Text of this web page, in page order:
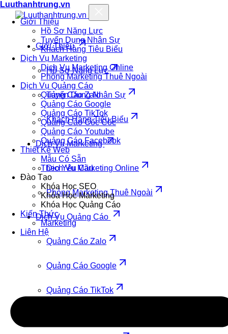
Luuthanhtrung.vn
Giới Thiệu
Hồ Sơ Năng Lực
Tuyển Dụng Nhân Sự
Khách Hàng Tiêu Biểu
Dịch Vụ Marketing
Dịch Vụ Marketing Online
Phòng Marketing Thuê Ngoài
Dịch Vụ Quảng Cáo
Quảng Cáo Zalo
Quảng Cáo Google
Quảng Cáo TikTok
Quảng Cáo Cốc Cốc
Quảng Cáo Youtube
Quảng Cáo Facebook
Thiết Kế Web
Mẫu Có Sẵn
Theo Yêu Cầu
Đào Tạo
Khóa Học SEO
Khóa Học Marketing
Khóa Học Quảng Cáo
Kiến Thức
Marketing
Liên Hệ
Giới Thiệu
Hồ Sơ Năng Lực
Tuyển Dụng Nhân Sự
Khách Hàng Tiêu Biểu
Dịch Vụ Marketing
Dịch Vụ Marketing Online
Phòng Marketing Thuê Ngoài
Dịch Vụ Quảng Cáo
Quảng Cáo Zalo
Quảng Cáo Google
Quảng Cáo TikTok